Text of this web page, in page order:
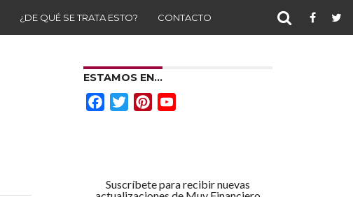
¿DE QUÉ SE TRATA ESTO? CONTACTO
ESTAMOS EN…
FacebookTwitterPinterest
Suscríbete para recibir nuevas